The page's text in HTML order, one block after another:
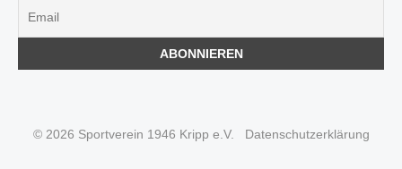
© 2026 Sportverein 1946 Kripp e.V. Datenschutzerklärung